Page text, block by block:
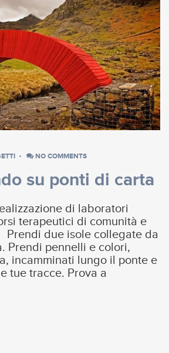
NO COMMENTS
su ponti di carta
di laboratori
terapeutici di comunità e
due isole collegate da
Prendi pennelli e colori,
incamminati lungo il ponte e
tue tracce. Prova a